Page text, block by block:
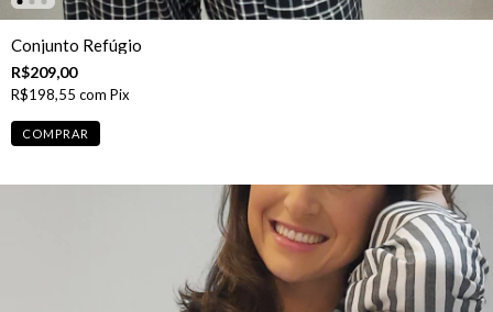
Conjunto Refúgio
R$209,00
R$198,55 com Pix
COMPRAR